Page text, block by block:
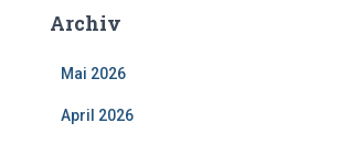
Archiv
Mai 2026
April 2026